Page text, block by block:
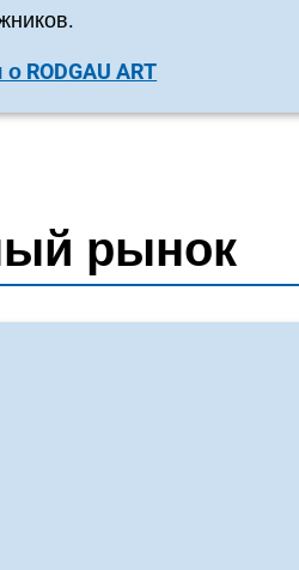
RODGAU ART
рынок